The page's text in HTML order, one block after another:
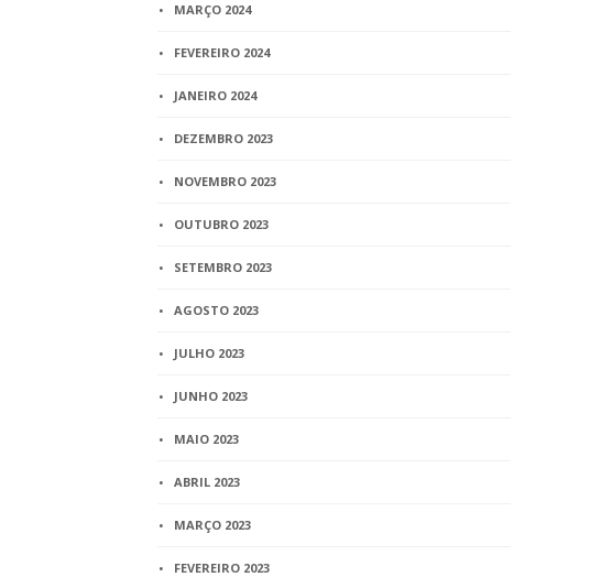
MARÇO 2024
FEVEREIRO 2024
JANEIRO 2024
DEZEMBRO 2023
NOVEMBRO 2023
OUTUBRO 2023
SETEMBRO 2023
AGOSTO 2023
JULHO 2023
JUNHO 2023
MAIO 2023
ABRIL 2023
MARÇO 2023
FEVEREIRO 2023